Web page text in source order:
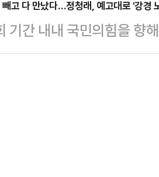
주당은 정 대표의 공약
수한다고 밝혔다. 당원 자
1…
라디오 '뉴스파이팅'에
재명 정권을 도와주려고
.안 후보는 "이재명 정부
빼고 다 만났다…정청래, 예고대로 '강경
기간 내내 국민의힘을 향
당 대표가 결국 국민의힘